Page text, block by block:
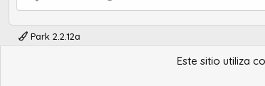
Park 2.2.12a
Este sitio utiliza